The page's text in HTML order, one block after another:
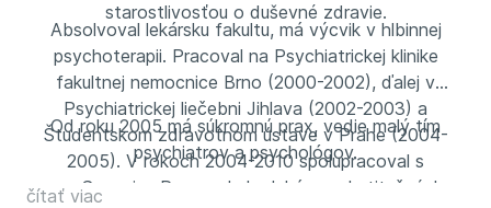
starostlivosťou o duševné zdravie.
Absolvoval lekársku fakultu, má výcvik v hlbinnej
psychoterapii. Pracoval na Psychiatrickej klinike
fakultnej nemocnice Brno (2000-2002), ďalej v
Psychiatrickej liečebni Jihlava (2002-2003) a
Študentskom zdravotnom ústave v Prahe (2004-
2005). V rokoch 2004-2010 spolupracoval s
o.s. Sananim. Pracoval ako lekár v substitučných
Od roku 2005 má súkromnú prax, vedie malý tím
psychiatrov a psychológov.
čítať viac